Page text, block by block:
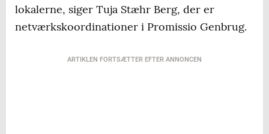
lokalerne, siger Tuja Stæhr Berg, der er
netværkskoordinationer i Promissio Genbrug.
ARTIKLEN FORTSÆTTER EFTER ANNONCEN